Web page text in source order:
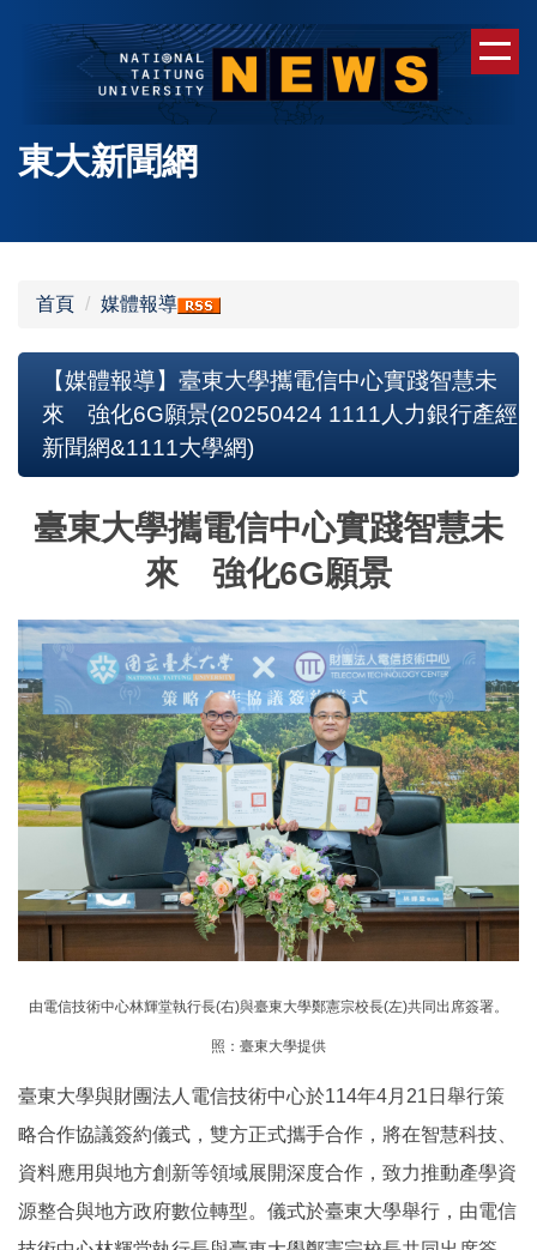
容
東大新聞網
首頁 媒體報導
【媒體報導】臺東大學攜電信中心實踐智慧未
來 強化6G願景(20250424 1111人力銀行產經
新聞網&1111大學網)
臺東大學攜電信中心實踐智慧未
來 強化6G願景
由電信技術中心林輝堂執行長(右)與臺東大學鄭憲宗校長(左)共同出席簽署。
照：臺東大學提供
臺東大學與財團法人電信技術中心於114年4月21日舉行策
略合作協議簽約儀式，雙方正式攜手合作，將在智慧科技、
資料應用與地方創新等領域展開深度合作，致力推動產學資
源整合與地方政府數位轉型。儀式於臺東大學舉行，由電信